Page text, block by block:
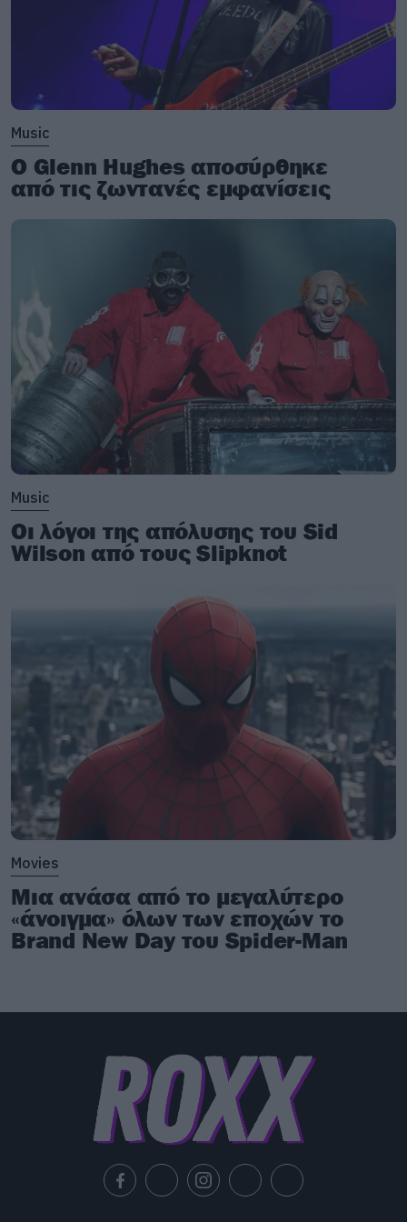
μέχρι σήμερα: 8.727
Music
Ο Glenn Hughes αποσύρθηκε
από τις ζωντανές εμφανίσεις
Music
Οι λόγοι της απόλυσης του Sid
Wilson από τους Slipknot
Movies
Μια ανάσα από το μεγαλύτερο
«άνοιγμα» όλων των εποχών το
Brand New Day του Spider-Man